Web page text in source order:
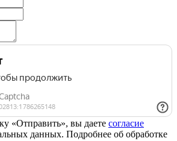
«Отправить», вы даете согласие
данных. Подробнее об обработке